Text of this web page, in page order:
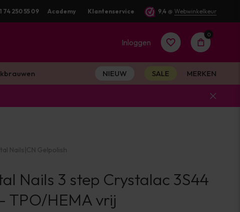
74 250 55 09 Academy Klantenservice 9,4 @ Webwinkelkeur
Inloggen
Account
aanmaken
0
NIEUW SALE MERKEN
Nails|CN Gelpolish
Nails 3 step Crystalac 3S44
TPO/HEMA vrij